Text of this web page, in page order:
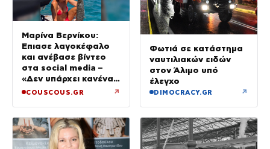
Μαρίνα Βερνίκου:
Έπιασε λαγοκέφαλο
και ανέβασε βίντεο
στα social media –
«Δεν υπάρχει κανένας
λόγος να φοβόμαστε»
COUSCOUS.GR ↗
Φωτιά σε κατάστημα
ναυτιλιακών ειδών
στον Άλιμο υπό
έλεγχο
DIMOCRACY.GR ↗